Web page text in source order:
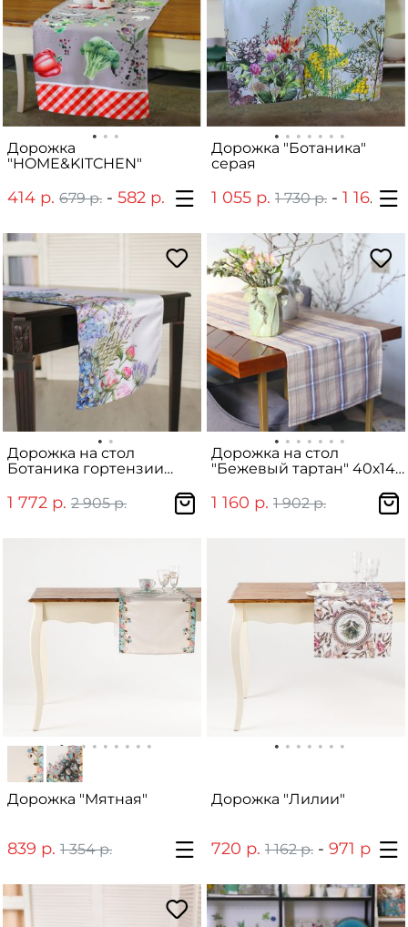
Дорожка
"HOME&KITCHEN"
414 р. 679 р. - 582 р. 939 р.
Дорожка "Ботаника"
серая
1 055 р. 1 730 р. - 1 166 р.
Дорожка на стол
Ботаника гортензии
1 772 р. 2 905 р.
Дорожка на стол
"Бежевый тартан" 40х140
1 160 р. 1 902 р.
Дорожка "Мятная"
839 р. 1 354 р.
Дорожка "Лилии"
720 р. 1 162 р. - 971 р. 1